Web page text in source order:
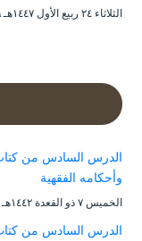
الثلاثاء ۲٤ ربيع الأول ۱٤٤۷هـ ۱٦-۹-۲۰۲۵م
الدرس السادس من
وأحكامه الفقهية
الخميس ۷ ذو القعدة ۱٤٤۲هـ ۱۷-٦-۲۰۲۱م
الدرس السادس من